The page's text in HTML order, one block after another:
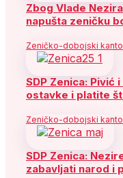
Zbog Vlade
napušta zeničku
Zeničko-dobojski
SDP Zenica: Pivić
ostavke i platite
Zeničko-dobojski
SDP Zenica:
zabavljati narod i